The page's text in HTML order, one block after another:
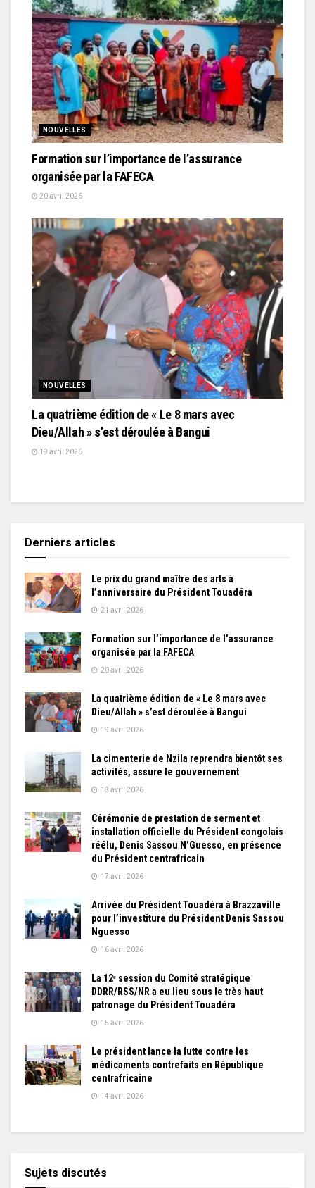
NOUVELLES
Formation sur l’importance de l’assurance
organisée par la FAFECA
20 avril 2026
NOUVELLES
La quatrième édition de « Le 8 mars avec
Dieu/Allah » s’est déroulée à Bangui
19 avril 2026
Derniers articles
Le prix du grand maître des arts à
l’anniversaire du Président Touadéra
21 avril 2026
Formation sur l’importance de l’assurance
organisée par la FAFECA
20 avril 2026
La quatrième édition de « Le 8 mars avec
Dieu/Allah » s’est déroulée à Bangui
19 avril 2026
La cimenterie de Nzila reprendra bientôt ses
activités, assure le gouvernement
18 avril 2026
Cérémonie de prestation de serment et
installation officielle du Président congolais
réélu, Denis Sassou N’Guesso, en présence
du Président centrafricain
17 avril 2026
Arrivée du Président Touadéra à Brazzaville
pour l’investiture du Président Denis Sassou
Nguesso
16 avril 2026
La 12ᵉ session du Comité stratégique
DDRR/RSS/NR a eu lieu sous le très haut
patronage du Président Touadéra
15 avril 2026
Le président lance la lutte contre les
médicaments contrefaits en République
centrafricaine
14 avril 2026
Sujets discutés